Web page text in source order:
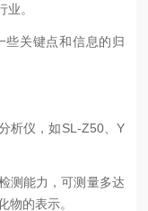
。
关键点和信息的归
仪，如SL-Z50、Y
能力，可测量多达
物的表示。